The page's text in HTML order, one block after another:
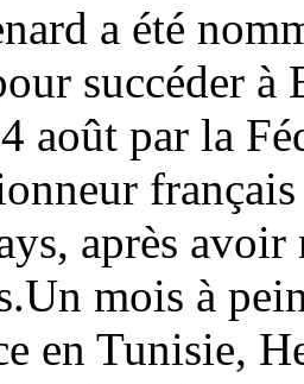
a été
succéder à
août par la
après
mois à
en Tunisie,